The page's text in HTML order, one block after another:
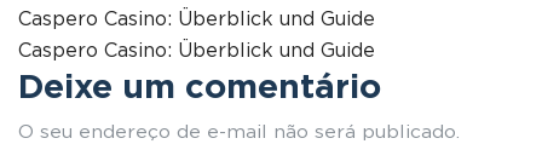
Caspero Casino: Überblick und Guide
Caspero Casino: Überblick und Guide
Deixe um comentário
O seu endereço de e-mail não será publicado.